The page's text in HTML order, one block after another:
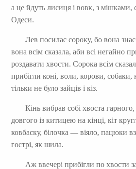
а це йдуть лисиця і вовк, з мішками,
Одеси.
Лев посилає сороку, бо вона
вона всім сказала, аби всі негайно
роздавати хвости. Сорока всім
прибігли коні, воли, корови,
тільки не було зайців і кіз.
Кінь вибрав собі хвоста
довгого із китицею на кінці, кіт
ковбаску, білочка — віяло, пацюки
гострі, як шила.
Аж ввечері прибігли по хвости